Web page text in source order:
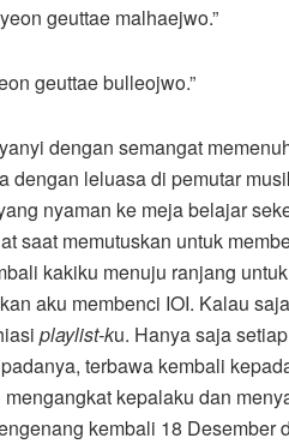
geuttae malhaejwo.”
geuttae bulleojwo.”
dengan semangat
dengan leluasa di pemutar
nyaman ke meja belajar
saat memutuskan untuk
kakiku menuju ranjang
aku membenci IOI. Kalau
playlist-ku. Hanya saja
terbawa kembali
kepalaku dan
kembali 18 Desember